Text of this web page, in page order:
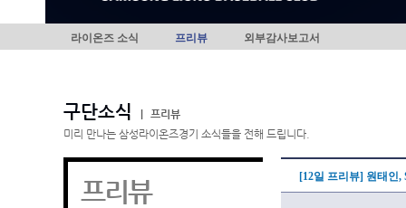
라이온즈 소식 프리뷰 외부감사보고서
구단소식
프리뷰
미리 만나는 삼성라이온즈경기 소식들을 전해 드립니다.
프리뷰 [12일 프리뷰] 원태인,